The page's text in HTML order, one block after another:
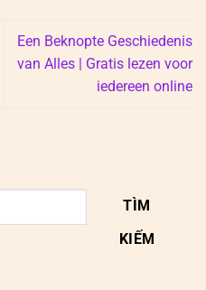
Een Beknopte Geschiedenis
van Alles | Gratis lezen voor
iedereen online
TÌM
KIẾM